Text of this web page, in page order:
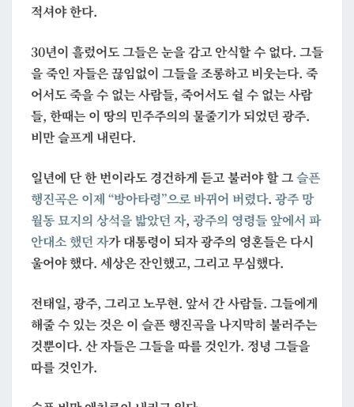
곡
적셔야 한다.
30년이 흘렀어도 그들은 눈을 감고 안식할 수 없다. 그들
을 죽인 자들은 끊임없이 그들을 조롱하고 비웃는다. 죽
어서도 죽을 수 없는 사람들, 죽어서도 쉴 수 없는 사람
들, 한때는 이 땅의 민주주의의 물줄기가 되었던 광주.
비만 슬프게 내린다.
일년에 단 한 번이라도 경건하게 듣고 불러야 할 그슬픈
행진곡은 이제 “방아타령”으로 바뀌어 버렸다. 광주 망
월동 묘지의 상석을 밟았던 자, 광주의 영령들 앞에서 파
안대소 했던 자가 대통령이 되자 광주의 영혼들은 다시
울어야 했다. 세상은 잔인했고, 그리고 무심했다.
전태일, 광주, 그리고 노무현. 앞서 간 사람들. 그들에게
해줄 수 있는 것은 이 슬픈 행진곡을 나지막히 불러주는
것뿐이다. 산 자들은 그들을 따를 것인가. 정녕 그들을
따를 것인가.